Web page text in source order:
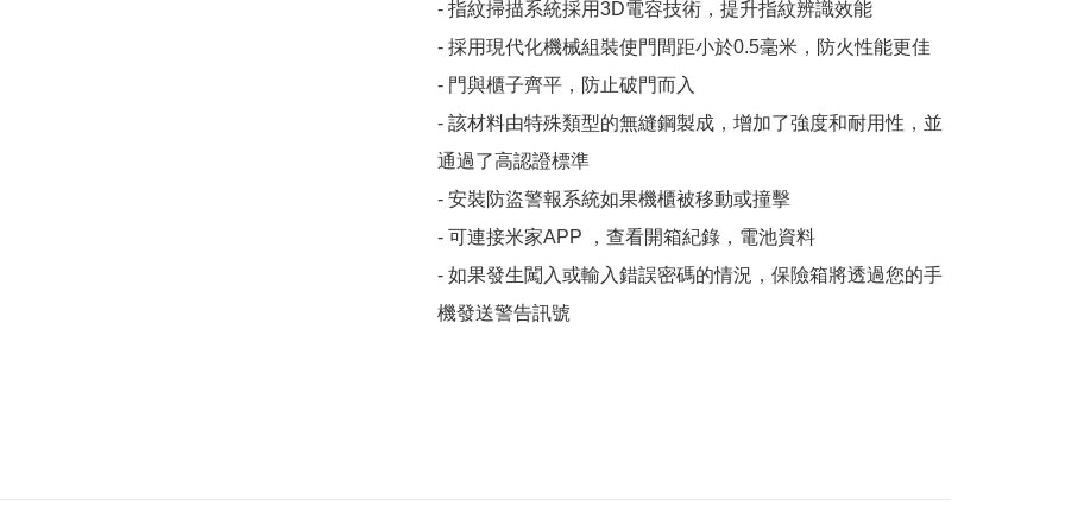
- 指紋掃描系統採用3D電容技術，提升指紋辨識效能
- 採用現代化機械組裝使門間距小於0.5毫米，防火性能更佳
- 門與櫃子齊平，防止破門而入
- 該材料由特殊類型的無縫鋼製成，增加了強度和耐用性，並
通過了高認證標準
- 安裝防盜警報系統如果機櫃被移動或撞擊
- 可連接米家APP ，查看開箱紀錄，電池資料
- 如果發生闖入或輸入錯誤密碼的情況，保險箱將透過您的手
機發送警告訊號